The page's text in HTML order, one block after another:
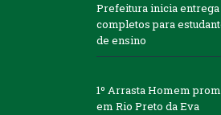
Prefeitura inicia
completos para
de ensino
1º Arrasta Homem
em Rio Preto da Eva